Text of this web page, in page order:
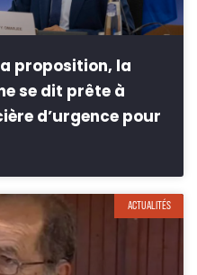
proposition, la
se dit prête à
d’urgence pour
ACTUALITÉS